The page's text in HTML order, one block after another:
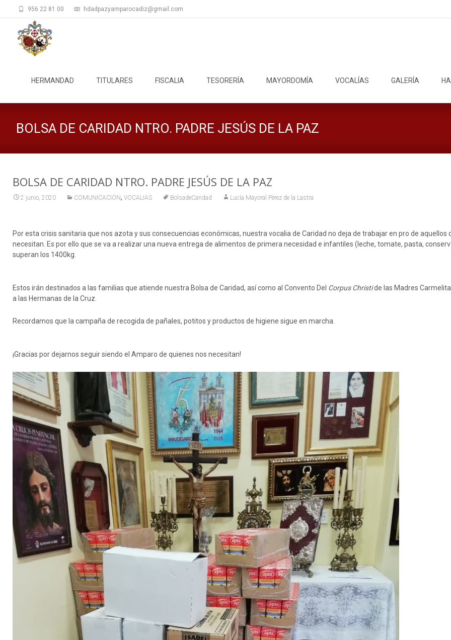
956 22 81 00 hdadpazyamparocadiz@gmail.com
HERMANDAD TITULARES FISCALIA TESORERÍA MAYORDOMÍA VOCALÍAS GALERÍA
BOLSA DE CARIDAD NTRO. PADRE JESÚS DE LA PAZ
BOLSA DE CARIDAD NTRO. PADRE JESÚS DE LA PAZ
2 junio, 2020 COMUNICACIÓN,VOCALIAS BolsadeCaridad Lucía Mayoral Pérez de la Lastra
Por esta crisis sanitaria que nos azota y sus consecuencias económicas, nuestra vocalia de Caridad no deja de trabajar en pro de aquellos
necesitan. Es por ello que se va a realizar una nueva entrega de alimentos de primera necesidad e infantiles (leche, tomate, pasta,
superan los 1400kg.
Estos irán destinados a las familias que atiende nuestra Bolsa de Caridad, así como al Convento Del Corpus Christide las Madres
a las Hermanas de la Cruz.
Recordamos que la campaña de recogida de pañales, potitos y productos de higiene sigue en marcha.
¡Gracias por dejarnos seguir siendo el Amparo de quienes nos necesitan!